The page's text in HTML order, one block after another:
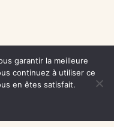
garantir la meilleure
continuez à utiliser ce
en êtes satisfait.